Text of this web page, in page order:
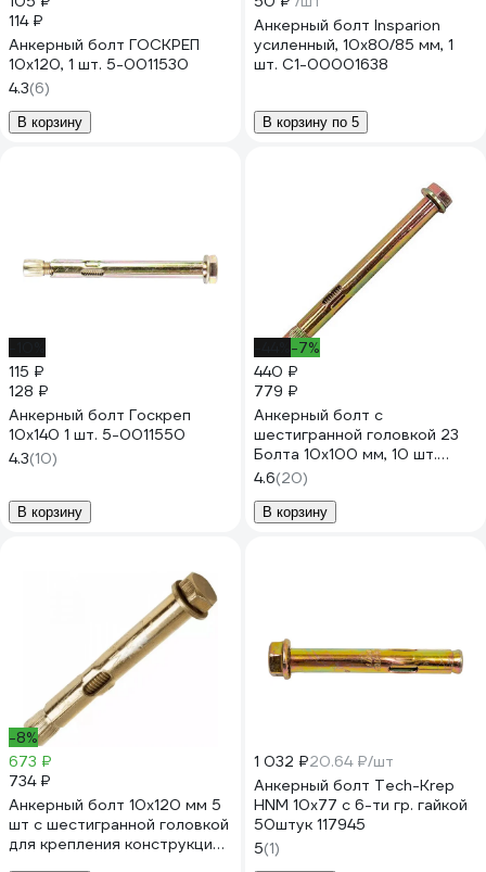
114 ₽
Анкерный болт ГОСКРЕП
10х120, 1 шт. 5-0011530
4.3(6)
В корзину
Анкерный болт Insparion
усиленный, 10x80/85 мм, 1
шт. С1-00001638
В корзину по 5
115 ₽
128 ₽
Анкерный болт Госкреп
10х140 1 шт. 5-0011550
4.3(10)
В корзину
-7%
440 ₽
779 ₽
Анкерный болт с
шестигранной головкой 23
Болта 10x100 мм, 10 шт.
B16001010064200
4.6(20)
В корзину
-8%
673 ₽
734 ₽
Анкерный болт 10х120 мм 5
шт с шестигранной головкой
для крепления конструкций
1 032 ₽20.64 ₽/шт
Анкерный болт Tech-Krep
HNM 10х77 с 6-ти гр. гайкой
50штук 117945
5(1)